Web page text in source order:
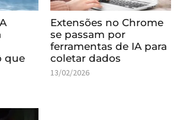
que
Extensões no Chrome
se passam por
ferramentas de IA para
coletar dados
13/02/2026